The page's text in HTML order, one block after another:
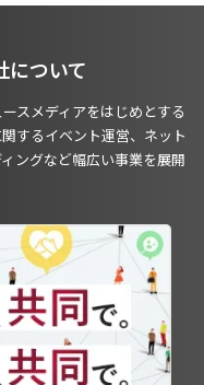
について
スメディアをはじめとする
するイベント運営、ネット
ングなど幅広い事業を展開